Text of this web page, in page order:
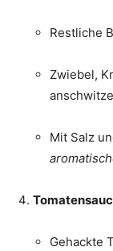
Restliche
Zwiebel,
Mit Salz
Gehackte